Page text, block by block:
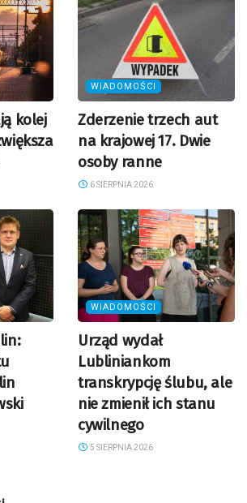
kolej
WIADOMOŚCI
Zderzenie trzech aut
na krajowej 17. Dwie
osoby ranne
6 SIERPNIA 2026
WIADOMOŚCI
Urząd wydał
Lubliniankom
transkrypcję ślubu, ale
nie zmienił ich stanu
cywilnego
5 SIERPNIA 2026